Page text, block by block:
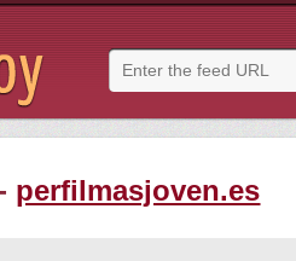
perfilmasjoven.es